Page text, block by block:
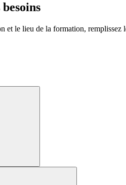
et le lieu de la formation, remplissez